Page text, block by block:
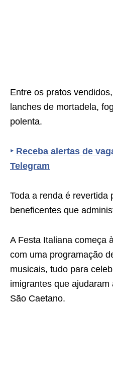
Entre os pratos
lanches de mortadela,
polenta.
‣ Receba alertas de
Telegram
Toda a renda é revertida
beneficentes que
A Festa Italiana começa
com uma programação
musicais, tudo para
imigrantes que
São Caetano.